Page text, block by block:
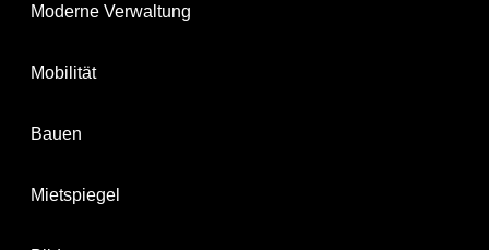
Moderne Verwaltung
Mobilität
Bauen
Mietspiegel